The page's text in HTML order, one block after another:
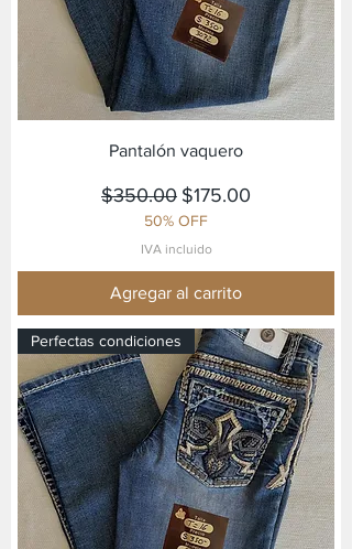
Pantalón vaquero
Precio
$350.00 Precio de oferta
$175.00
50% OFF
IVA incluido
Agregar al carrito
Perfectas condiciones